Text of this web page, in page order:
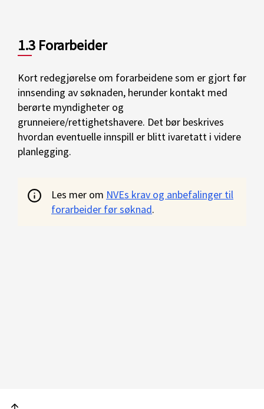
1.3 Forarbeider
Kort redegjørelse om forarbeidene som er gjort før
innsending av søknaden, herunder kontakt med
berørte myndigheter og
grunneiere/rettighetshavere. Det bør beskrives
hvordan eventuelle innspill er blitt ivaretatt i videre
planlegging.
Les mer om NVEs krav og anbefalinger til
forarbeider før søknad.